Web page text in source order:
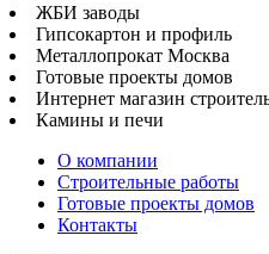
ЖБИ заводы
Гипсокартон и профиль
Металлопрокат Москва
Готовые проекты домов
Интернет магазин
Камины и печи
О компании
Строительные работы
Готовые проекты домов
Контакты